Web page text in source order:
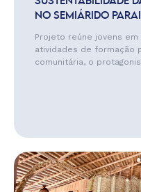
NO SEMIÁRIDO
Projeto reúne jovens
atividades de formação
comunitária, o